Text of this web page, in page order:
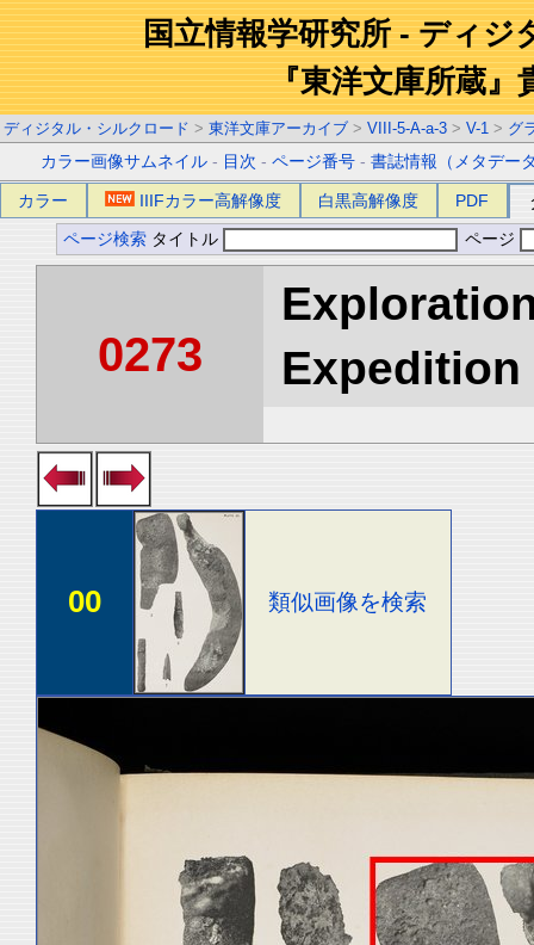
国立情報学研究所 - ディジ
『東洋文庫所蔵』
ディジタル・シルクロード > 東洋文庫アーカイブ > VIII-5-A-a-3 > V-1 > グ
カラー画像サムネイル - 目次 -ページ番号 -書誌情報（メタデー
カラー IIIFカラー高解像度 白黒高解像度 PDF
ページ検索 タイトル ページ
0273
Expedition
00 類似画像を検索